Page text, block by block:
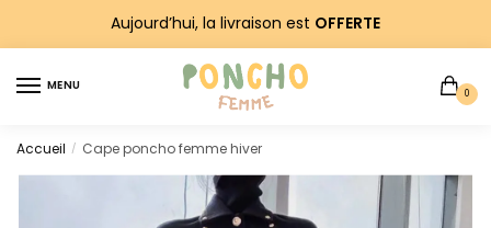
navigation
Aujourd’hui, la livraison est OFFERTE
MENU
0
Accueil / Cape poncho femme hiver